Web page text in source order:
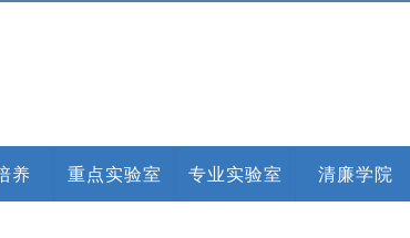
养 重点实验室 专业实验室 清廉学院